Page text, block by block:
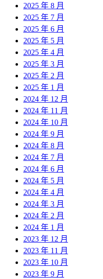
2025 年 8 月
2025 年 7 月
2025 年 6 月
2025 年 5 月
2025 年 4 月
2025 年 3 月
2025 年 2 月
2025 年 1 月
2024 年 12 月
2024 年 11 月
2024 年 10 月
2024 年 9 月
2024 年 8 月
2024 年 7 月
2024 年 6 月
2024 年 5 月
2024 年 4 月
2024 年 3 月
2024 年 2 月
2024 年 1 月
2023 年 12 月
2023 年 11 月
2023 年 10 月
2023 年 9 月